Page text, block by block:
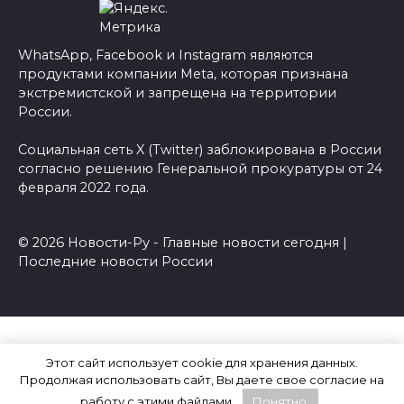
WhatsApp, Facebook и Instagram являются
продуктами компании Meta, которая признана
экстремистской и запрещена на территории
России.
Социальная сеть X (Twitter) заблокирована в России
согласно решению Генеральной прокуратуры от 24
февраля 2022 года.
© 2026 Новости-Ру - Главные новости сегодня |
Последние новости России
Этот сайт использует cookie для хранения данных.
Продолжая использовать сайт, Вы даете свое согласие на